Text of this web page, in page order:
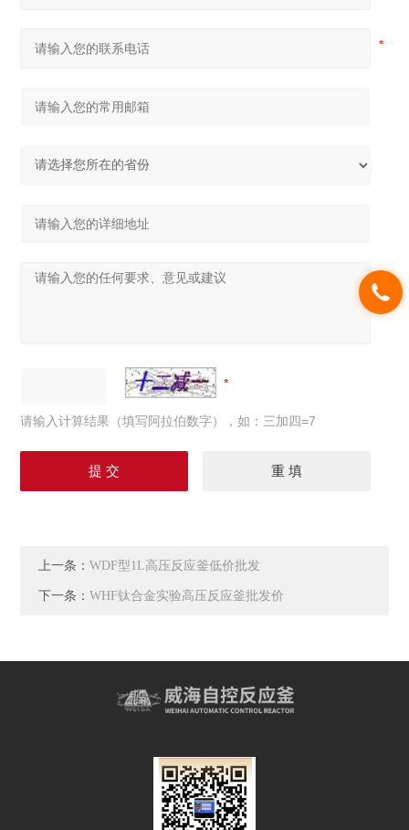
请输入计算结果（填写阿拉伯数字），如：三加四=7
上一条：WDF型1L高压反应釜低价批发
下一条：WHF钛合金实验高压反应釜批发价